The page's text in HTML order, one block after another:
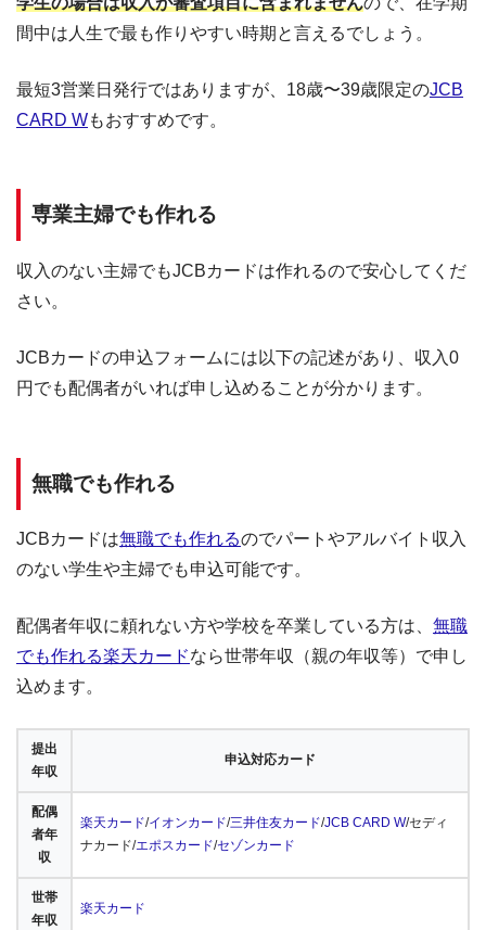
間中は人生で最も作りやすい時期と言えるでしょう。
最短3営業日発行ではありますが、18歳〜39歳限定のJCB
CARD Wもおすすめです。
専業主婦でも作れる
収入のない主婦でもJCBカードは作れるので安心してくだ
さい。
JCBカードの申込フォームには以下の記述があり、収入0
円でも配偶者がいれば申し込めることが分かります。
無職でも作れる
JCBカードは無職でも作れるのでパートやアルバイト収入
のない学生や主婦でも申込可能です。
配偶者年収に頼れない方や学校を卒業している方は、 無職
でも作れる楽天カードなら世帯年収（親の年収等）で申し
込めます。
提出
年収
申込対応カード
配偶
者年
収
楽天カード/イオンカード/三井住友カード/JCB CARD W/セディ
ナカード/エポスカード/セゾンカード
世帯
年収
楽天カード